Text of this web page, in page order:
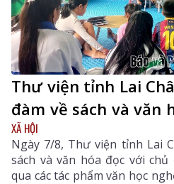
Thư viện tỉnh Lai
đàm về sách và văn
XÃ HỘI
Ngày 7/8, Thư viện tỉnh Lai
sách và văn hóa đọc với chủ
qua các tác phẩm văn học